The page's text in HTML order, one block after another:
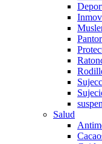
Salud